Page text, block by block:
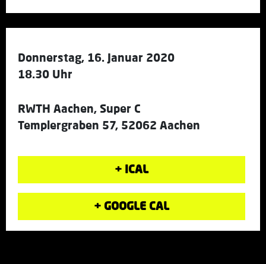
Donnerstag, 16. Januar 2020
18.30 Uhr
RWTH Aachen, Super C
Templergraben 57, 52062 Aachen
+ ICAL
+ GOOGLE CAL